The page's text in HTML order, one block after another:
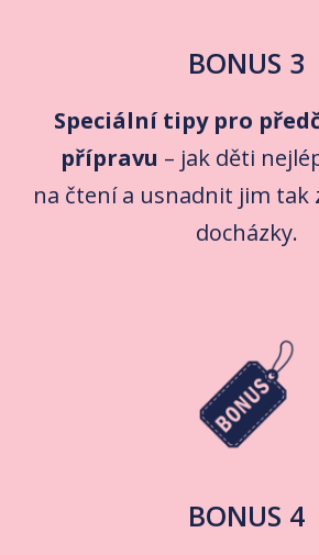
BONUS 3
Speciální tipy pro
přípravu – jak děti
na čtení a usnadnit jim tak
docházky.
BONUS 4